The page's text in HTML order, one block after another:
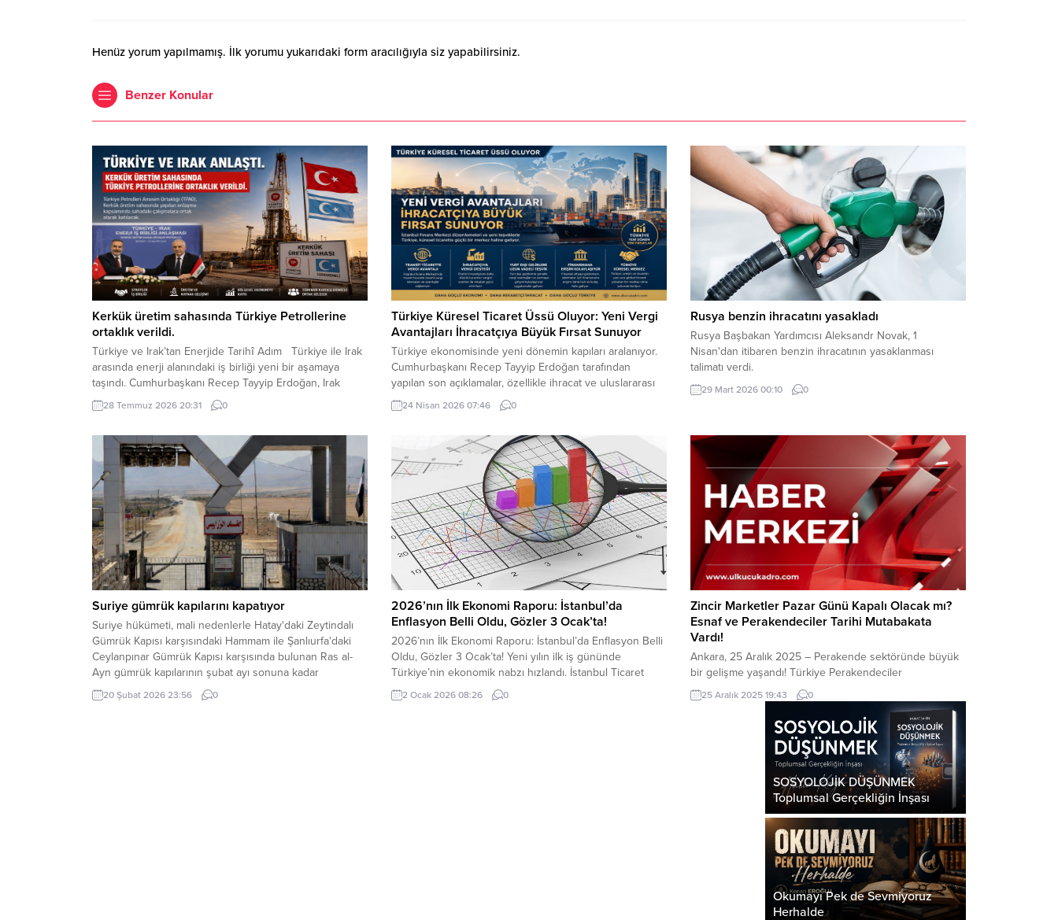
Henüz yorum yapılmamış. İlk yorumu yukarıdaki form aracılığıyla siz yapabilirsiniz.
Benzer Konular
Kerkük üretim sahasında Türkiye Petrollerine
ortaklık verildi.
Türkiye ve Irak’tan Enerjide Tarihî Adım Türkiye ile Irak
arasında enerji alanındaki iş birliği yeni bir aşamaya
taşındı. Cumhurbaşkanı Recep Tayyip Erdoğan, Irak
Başbakanı Ali ez-Zeydi ile Ankara’da gerçekleştirilen
görüşmenin ardından yaptığı açıklamada, Kerkük üretim
ortaklık verildiğini duyurdu. Erdoğan, imzalanan
anlaşmayı “enerji alanındaki...
28 Temmuz 2026 20:31 0
Türkiye Küresel Ticaret Üssü Oluyor: Yeni Vergi
Avantajları İhracatçıya Büyük Fırsat Sunuyor
Türkiye ekonomisinde yeni dönemin kapıları aralanıyor.
Cumhurbaşkanı Recep Tayyip Erdoğan tarafından
yapılan son açıklamalar, özellikle ihracat ve uluslararası
ticaret alanında faaliyet gösteren firmalar için dikkat
çekici fırsatlar barındırıyor. İstanbul Finans Merkezi
daha aktif rol almasını hedeflerken, vergi avantajları ve
finansal teşvikler iş dünyasında yeni...
24 Nisan 2026 07:46 0
Rusya benzin ihracatını yasakladı
Rusya Başbakan Yardımcısı Aleksandr Novak, 1
Nisan'dan itibaren benzin ihracatının yasaklanması
talimatı verdi.
29 Mart 2026 00:10 0
Suriye gümrük kapılarını kapatıyor
Suriye hükümeti, mali nedenlerle Hatay'daki Zeytindalı
Gümrük Kapısı karşısındaki Hammam ile Şanlıurfa'daki
Ceylanpınar Gümrük Kapısı karşısında bulunan Ras al-
Ayn gümrük kapılarının şubat ayı sonuna kadar
kapatılacağını duyurdu.
20 Şubat 2026 23:56 0
2026’nın İlk Ekonomi Raporu: İstanbul’da
Enflasyon Belli Oldu, Gözler 3 Ocak’ta!
2026’nın İlk Ekonomi Raporu: İstanbul’da Enflasyon Belli
Oldu, Gözler 3 Ocak’ta! Yeni yılın ilk iş gününde
Türkiye’nin ekonomik nabzı hızlandı. İstanbul Ticaret
Odası (İTO), 2025’in son enflasyon verilerini açıkladı. Bu
veri, yarın TÜİK tarafından açıklanacak resmi rakamlar ve
2 Ocak 2026 08:26 0
Zincir Marketler Pazar Günü Kapalı Olacak mı?
Esnaf ve Perakendeciler Tarihi Mutabakata
Vardı!
Ankara, 25 Aralık 2025 – Perakende sektöründe büyük
bir gelişme yaşandı! Türkiye Perakendeciler
Federasyonu (TPF) ve Türkiye Esnaf ve Sanatkarları
Konfederasyonu (TESK) iş birliğiyle düzenlenen “Aileyle
Pazar: Birlikte Tatil, Güçlü Toplum” başlıklı çalıştayda,
esnaf, sanatkarlar ve zincir market temsilcileri pazar
günü zincir marketlerin kapalı olması konusunda ortak
mutabakata vardı. TPF...
25 Aralık 2025 19:43 0
SOSYOLOJİK DÜŞÜNMEK
Toplumsal Gerçekliğin İnşası
Okumayı Pek de Sevmiyoruz
Herhalde